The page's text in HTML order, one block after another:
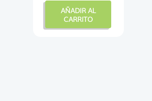
AÑADIR AL
CARRITO